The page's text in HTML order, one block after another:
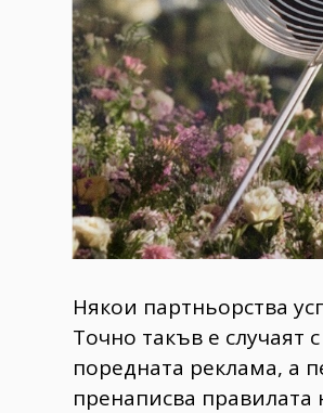
Някои партньорства
Точно такъв е
поредната реклама, а
пренаписва правилата